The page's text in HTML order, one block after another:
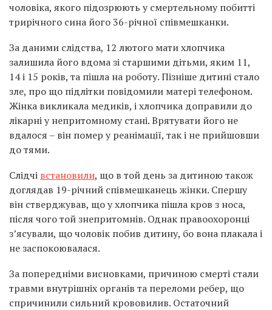
чоловіка, якого підозрюють у смертельному побитті
трирічного сина його 36-річної співмешканки.
За даними слідства, 12 лютого мати хлопчика
залишила його вдома зі старшими дітьми, яким 11,
14 і 15 років, та пішла на роботу. Пізніше дитині стало
зле, про що підлітки повідомили матері телефоном.
Жінка викликала медиків, і хлопчика доправили до
лікарні у непритомному стані. Врятувати його не
вдалося – він помер у реанімації, так і не прийшовши
до тями.
Слідчі встановили, що в той день за дитиною також
доглядав 19-річний співмешканець жінки. Спершу
він стверджував, що у хлопчика пішла кров з носа,
після чого той знепритомнів. Однак правоохоронці
з’ясували, що чоловік побив дитину, бо вона плакала і
не заспокоювалася.
За попередніми висновками, причиною смерті стали
травми внутрішніх органів та переломи ребер, що
спричинили сильний крововилив. Остаточний